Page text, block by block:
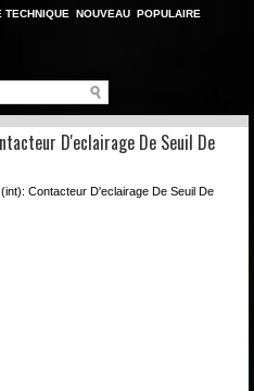
TECHNIQUE NOUVEAU POPULAIRE
D'eclairage De Seuil De
Contacteur D'eclairage De Seuil De